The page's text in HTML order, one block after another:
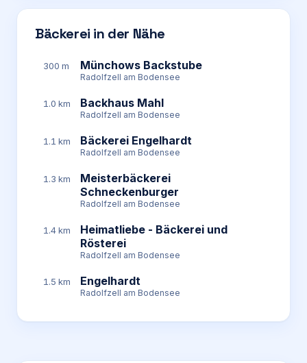
Bäckerei in der Nähe
300 m Münchows Backstube
Radolfzell am Bodensee
1.0 km Backhaus Mahl
Radolfzell am Bodensee
1.1 km Bäckerei Engelhardt
Radolfzell am Bodensee
1.3 km
Meisterbäckerei
Schneckenburger
Radolfzell am Bodensee
1.4 km
Heimatliebe - Bäckerei und
Rösterei
Radolfzell am Bodensee
1.5 km Engelhardt
Radolfzell am Bodensee